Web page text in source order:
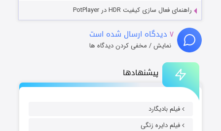
پیشنهادها
فیلم بادیگارد
فیلم دایره زنگی
راهنمای فعال سازی کیفیت HDR در PotPlayer
۷ دیدگاه ارسال شده است
نمایش / مخفی کردن دیدگاه ها